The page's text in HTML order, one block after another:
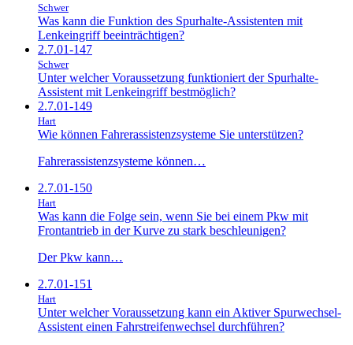
Schwer
Was kann die Funktion des Spurhalte-Assistenten mit
Lenkeingriff beeinträchtigen?
2.7.01-147
Schwer
Unter welcher Voraussetzung funktioniert der Spurhalte-
Assistent mit Lenkeingriff bestmöglich?
2.7.01-149
Hart
Wie können Fahrerassistenzsysteme Sie unterstützen?
Fahrerassistenzsysteme können…
2.7.01-150
Hart
Was kann die Folge sein, wenn Sie bei einem Pkw mit
Frontantrieb in der Kurve zu stark beschleunigen?
Der Pkw kann…
2.7.01-151
Hart
Unter welcher Voraussetzung kann ein Aktiver Spurwechsel-
Assistent einen Fahrstreifenwechsel durchführen?